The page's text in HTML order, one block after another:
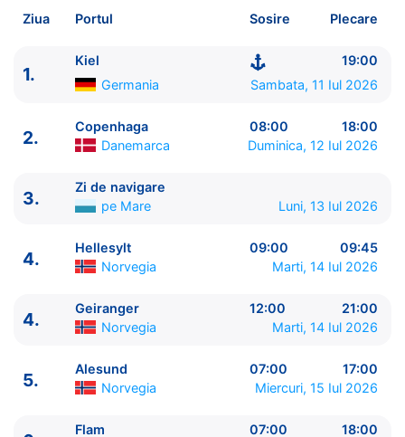
Plecare pe 11 Iul 2026 Germania
MSC Cruises
ITINERARIU
Ziua | Portul | Sosire - Plecare
----------------------------------------
1. Kiel Germania ⚓ - 19:00
Zi de navigare
0:00 - 0:00
Ziua Portul Sosire Plecare
1.
Kiel
19:00
Germania
Sambata, 11 Iul 2026
2.
Copenhaga 08:00
18:00
Danemarca
Duminica, 12 Iul 2026
3.
Zi de navigare
pe Mare
Luni, 13 Iul 2026
4.
Hellesylt 09:00
09:45
Norvegia
Marti, 14 Iul 2026
4.
Geiranger 12:00
21:00
Norvegia
Marti, 14 Iul 2026
5.
Alesund 07:00
17:00
Norvegia
Miercuri, 15 Iul 2026
Flam 07:00
18:00